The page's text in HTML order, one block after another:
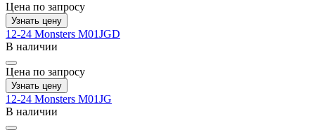
Цена по запросу
Узнать цену
12-24 Monsters M01JGD
В наличии
Цена по запросу
Узнать цену
12-24 Monsters M01JG
В наличии